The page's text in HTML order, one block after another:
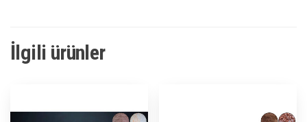
İlgili ürünler